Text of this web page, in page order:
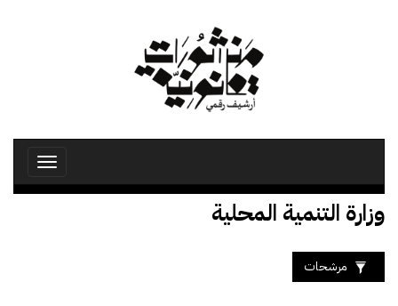
Toggle
وزارة التنمية المحلية
مرشحات